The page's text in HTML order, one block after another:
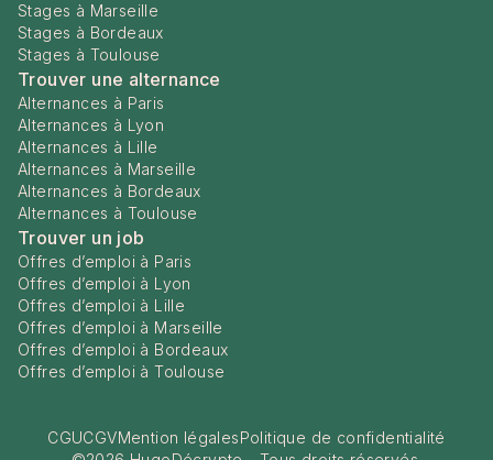
Stages à Marseille
Stages à Bordeaux
Stages à Toulouse
Trouver une alternance
Alternances à Paris
Alternances à Lyon
Alternances à Lille
Alternances à Marseille
Alternances à Bordeaux
Alternances à Toulouse
Trouver un job
Offres d’emploi à Paris
Offres d’emploi à Lyon
Offres d’emploi à Lille
Offres d’emploi à Marseille
Offres d’emploi à Bordeaux
Offres d’emploi à Toulouse
CGUCGVMention légalesPolitique de confidentialité